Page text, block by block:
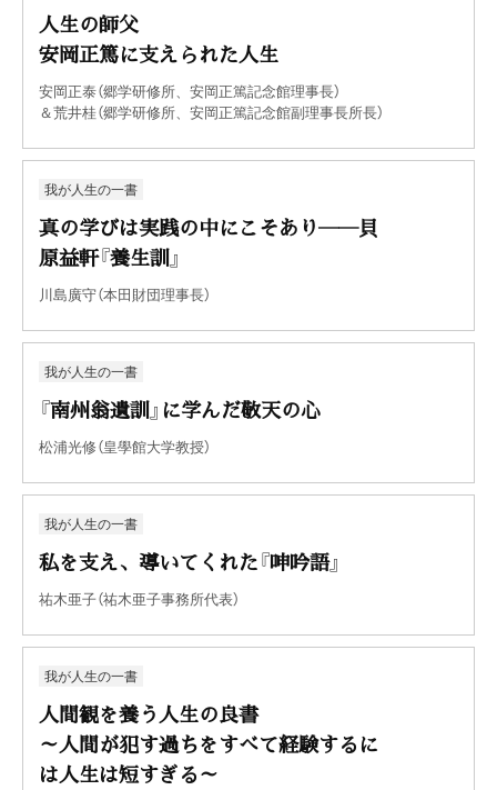
人生の師父
安岡正篤に支えられた人生
安岡正泰（郷学研修所、安岡正篤記念館理事長）
＆荒井桂（郷学研修所、安岡正篤記念館副理事長所長）
我が人生の一書
真の学びは実践の中にこそあり――貝
原益軒『養生訓』
川島廣守（本田財団理事長）
我が人生の一書
『南州翁遺訓』に学んだ敬天の心
松浦光修（皇學館大学教授）
我が人生の一書
私を支え、導いてくれた『呻吟語』
祐木亜子（祐木亜子事務所代表）
我が人生の一書
人間観を養う人生の良書
～人間が犯す過ちをすべて経験するに
は人生は短すぎる～